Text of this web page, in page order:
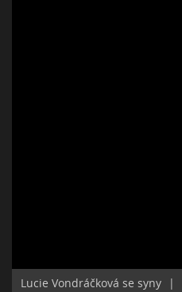
Lucie Vondráčková se syny |